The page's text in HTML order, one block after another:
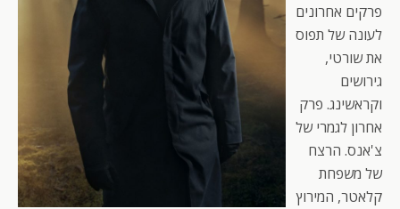
פרקים אחרונים
לעונה של תפוס
את שורטי,
גירושים
וקראשינג. פרק
אחרון לגמרי של
צ'אנס. הרצח
של משפחת
קלאטר, המירוץ